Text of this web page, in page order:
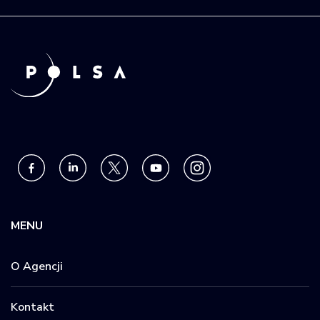
MENU
O Agencji
Kontakt